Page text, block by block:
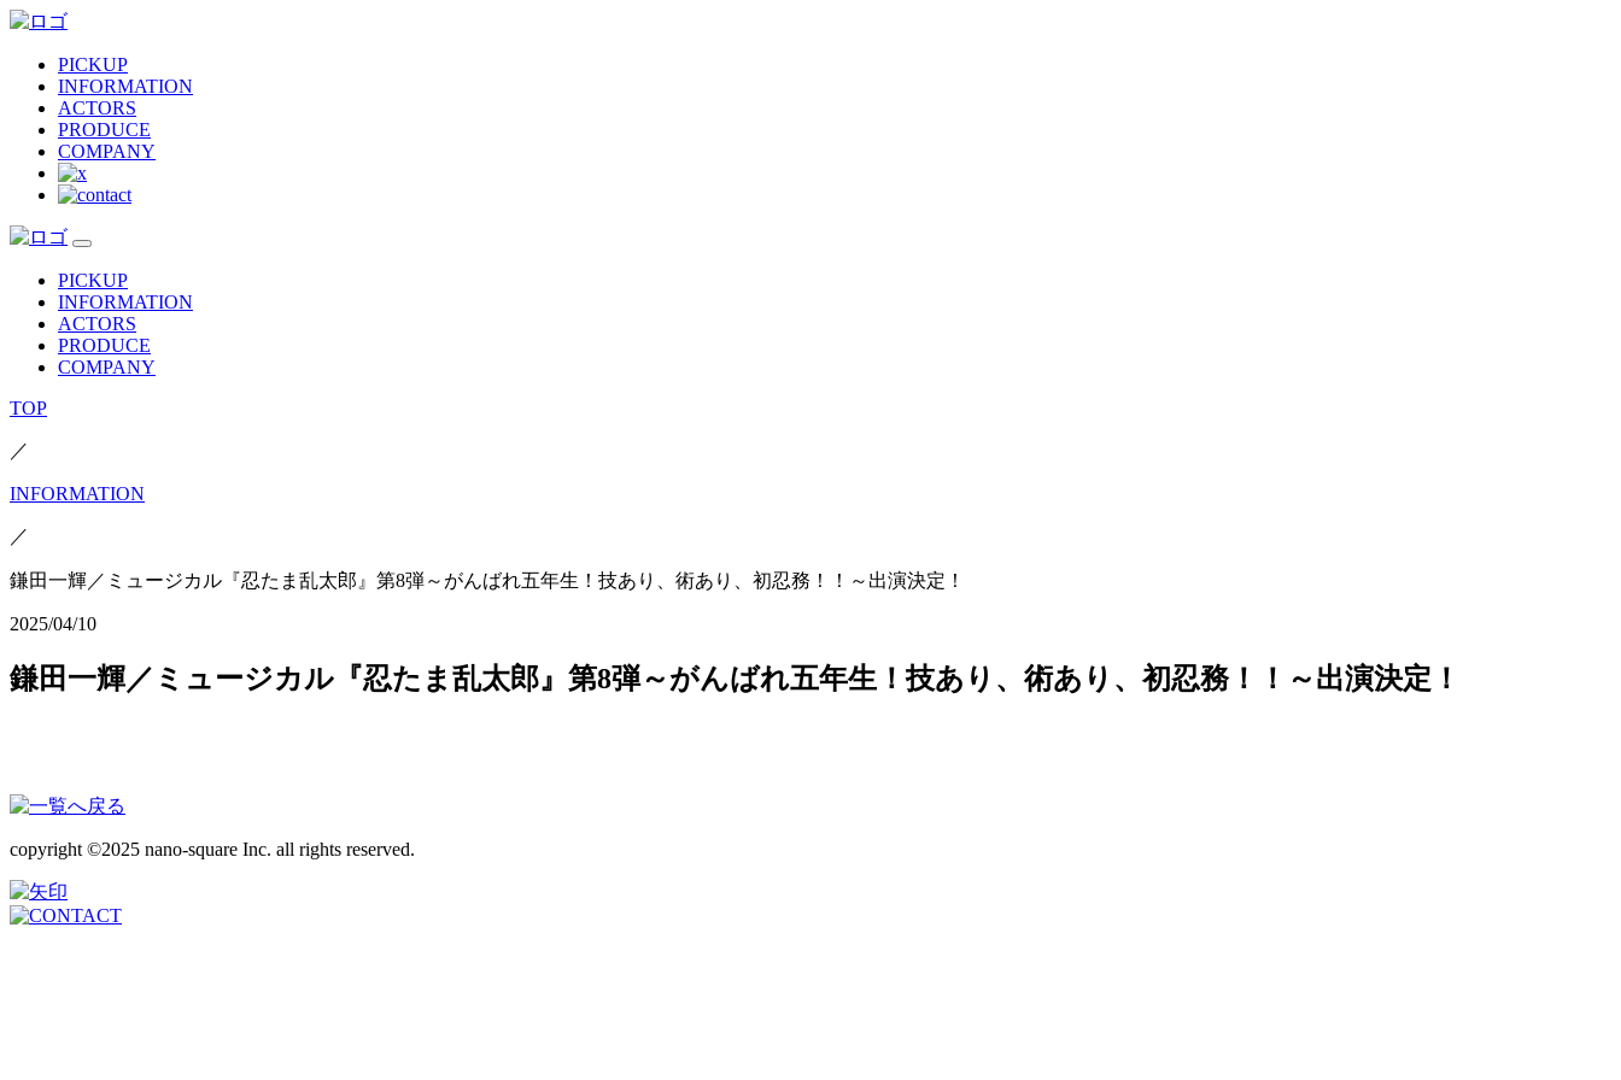
PICKUP
INFORMATION
ACTORS
PRODUCE
COMPANY
PICKUP
INFORMATION
ACTORS
PRODUCE
COMPANY
TOP
／
INFORMATION
／
鎌田一輝／ミュージカル『忍たま乱太郎』第8弾～がんばれ五年生！技あり、術あり、初忍務！！～出演決定！
2025/04/10
鎌田一輝／ミュージカル『忍たま乱太郎』第8弾～がんばれ五年生！技あり、術あり、初忍務！！～出演決定！
copyright ©2025 nano-square Inc. all rights reserved.